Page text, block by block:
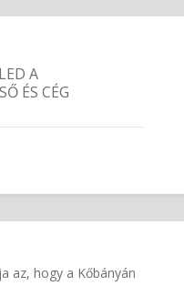
A
ÉS CÉG
az, hogy a Kőbányán